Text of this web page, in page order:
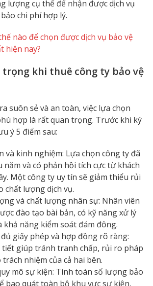
lượng cụ thể để nhận được dịch vụ
chi phí hợp lý.
nào để chọn được dịch vụ bảo vệ
hiện nay?
khi thuê công ty bảo vệ
suôn sẻ và an toàn, việc lựa chọn
hợp là rất quan trọng. Trước khi ký
ý 5 điểm sau:
và kinh nghiệm: Lựa chọn công ty đã
năm và có phản hồi tích cực từ khách
Một công ty uy tín sẽ giảm thiểu rủi
chất lượng dịch vụ.
và chất lượng nhân sự: Nhân viên
đào tạo bài bản, có kỹ năng xử lý
năng kiểm soát đám đông.
giấy phép và hợp đồng rõ ràng:
tiết giúp tránh tranh chấp, rủi ro pháp
trách nhiệm của cả hai bên.
mô sự kiện: Tính toán số lượng bảo
bao quát toàn bộ khu vực sự kiện,